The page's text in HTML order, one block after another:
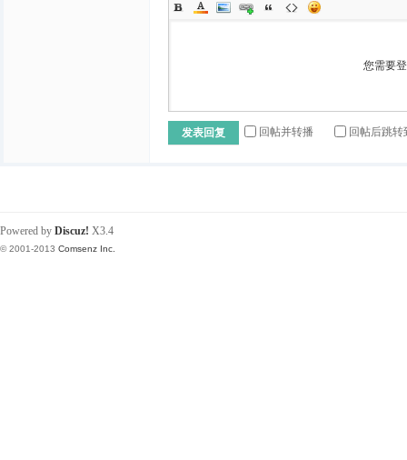
您需要
发表回复 回帖并转播 回帖后跳转
Powered by Discuz! X3.4
© 2001-2013 Comsenz Inc.